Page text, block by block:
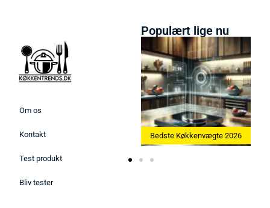
Om os
Kontakt
Test produkt
Bliv tester
Populært lige nu
Bedste Ismaskine 2026 Bedste Køkkenvægte 2026